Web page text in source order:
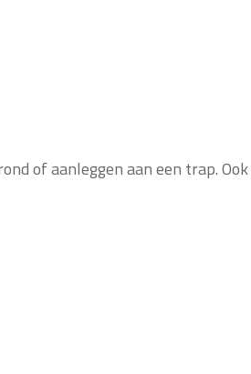
of aanleggen aan een trap.